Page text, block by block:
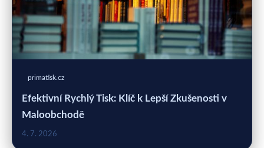
primatisk.cz
Efektivní Rychlý Tisk: Klíč k Lepší Zkušenosti v
Maloobchodě
4. 7. 2026